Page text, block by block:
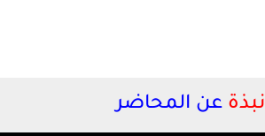
نبذة عن المحاضر